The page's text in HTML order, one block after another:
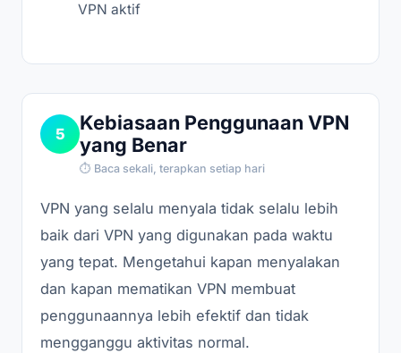
VPN aktif
5
Kebiasaan Penggunaan VPN
yang Benar
⏱ Baca sekali, terapkan setiap hari
VPN yang selalu menyala tidak selalu lebih
baik dari VPN yang digunakan pada waktu
yang tepat. Mengetahui kapan menyalakan
dan kapan mematikan VPN membuat
penggunaannya lebih efektif dan tidak
mengganggu aktivitas normal.